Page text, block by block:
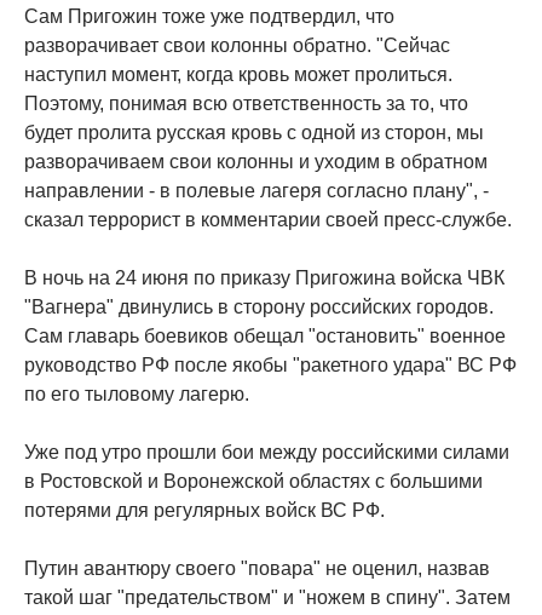
Сам Пригожин тоже уже подтвердил, что
разворачивает свои колонны обратно. "Сейчас
наступил момент, когда кровь может пролиться.
Поэтому, понимая всю ответственность за то, что
будет пролита русская кровь с одной из сторон, мы
разворачиваем свои колонны и уходим в обратном
направлении - в полевые лагеря согласно плану", -
сказал террорист в комментарии своей пресс-службе.
В ночь на 24 июня по приказу Пригожина войска ЧВК
"Вагнера" двинулись в сторону российских городов.
Сам главарь боевиков обещал "остановить" военное
руководство РФ после якобы "ракетного удара" ВС РФ
по его тыловому лагерю.
Уже под утро прошли бои между российскими силами
в Ростовской и Воронежской областях с большими
потерями для регулярных войск ВС РФ.
Путин авантюру своего "повара" не оценил, назвав
такой шаг "предательством" и "ножем в спину". Затем